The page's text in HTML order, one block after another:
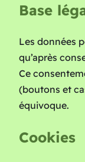
Base
Les données
qu’après
Ce
(boutons et
équivoque.
Cookies